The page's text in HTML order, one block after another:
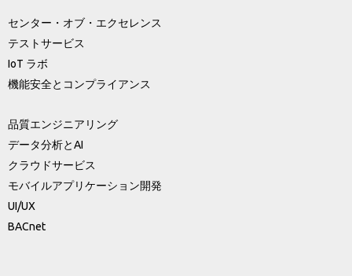
センター・オブ・エクセレンス
テストサービス
IoT ラボ
機能安全とコンプライアンス
品質エンジニアリング
データ分析とAI
クラウドサービス
モバイルアプリケーション開発
UI/UX
BACnet